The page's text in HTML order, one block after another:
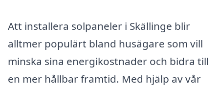
Att installera solpaneler i Skällinge blir
alltmer populärt bland husägare som vill
minska sina energikostnader och bidra till
en mer hållbar framtid. Med hjälp av vår